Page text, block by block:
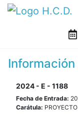
2024 - E - 1188
Fecha de Entrada:
Carátula: